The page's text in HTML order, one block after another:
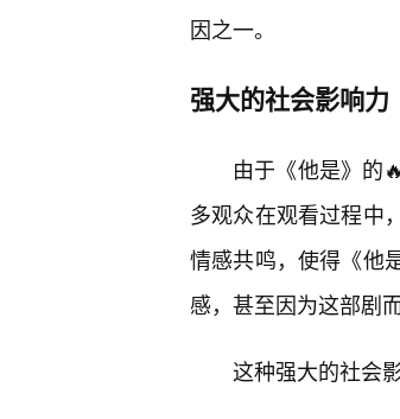
因之一。
强大的社会影响力
由于《他是》的
多观众在观看过程中
情感共鸣，使得《他
感，甚至因为这部剧
这种强大的社会